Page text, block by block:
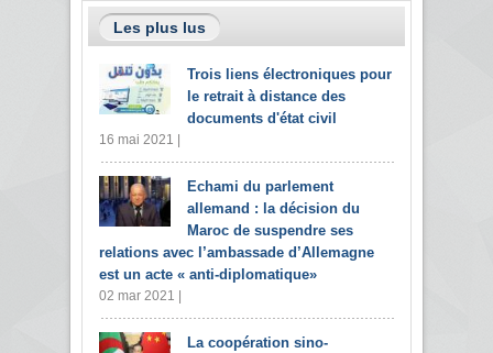
Les plus lus
Trois liens électroniques pour
le retrait à distance des
documents d'état civil
16 mai 2021 |
Echami du parlement
allemand : la décision du
Maroc de suspendre ses
relations avec l’ambassade d’Allemagne
est un acte « anti-diplomatique»
02 mar 2021 |
La coopération sino-